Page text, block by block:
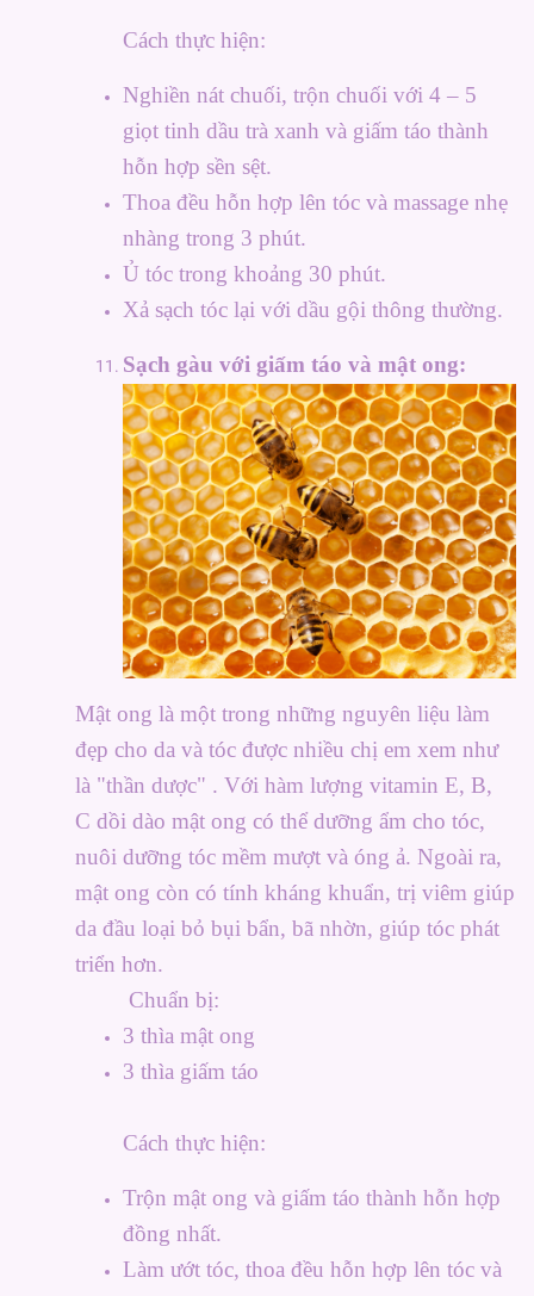
Cách thực hiện:
Nghiền nát chuối, trộn chuối với 4 – 5
giọt tinh dầu trà xanh và giấm táo thành
hỗn hợp sền sệt.
Thoa đều hỗn hợp lên tóc và massage nhẹ
nhàng trong 3 phút.
Ủ tóc trong khoảng 30 phút.
Xả sạch tóc lại với dầu gội thông thường.
Sạch gàu với giấm táo và mật ong:
Mật ong là một trong những nguyên liệu làm
đẹp cho da và tóc được nhiều chị em xem như
là "thần dược" . Với hàm lượng vitamin E, B,
C dồi dào mật ong có thể dưỡng ẩm cho tóc,
nuôi dưỡng tóc mềm mượt và óng ả. Ngoài ra,
mật ong còn có tính kháng khuẩn, trị viêm giúp
da đầu loại bỏ bụi bẩn, bã nhờn, giúp tóc phát
triển hơn.
Chuẩn bị:
3 thìa mật ong
3 thìa giấm táo
Cách thực hiện:
Trộn mật ong và giấm táo thành hỗn hợp
đồng nhất.
Làm ướt tóc, thoa đều hỗn hợp lên tóc và